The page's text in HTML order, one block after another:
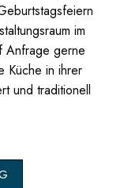
im
Anfrage gerne
Küche in ihrer
und traditionell